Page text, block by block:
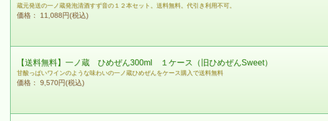
蔵元発送の一ノ蔵発泡清酒すず音の１２本セット。送料無料。代引き利用不可。
価格： 11,088円(税込)
【送料無料】一ノ蔵 ひめぜん300ml １ケース（旧ひめぜんSweet）
甘酸っぱいワインのような味わいの一ノ蔵ひめぜんをケース購入で送料無料
価格： 9,570円(税込)